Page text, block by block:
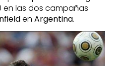
en las dos campañas
en Argentina.